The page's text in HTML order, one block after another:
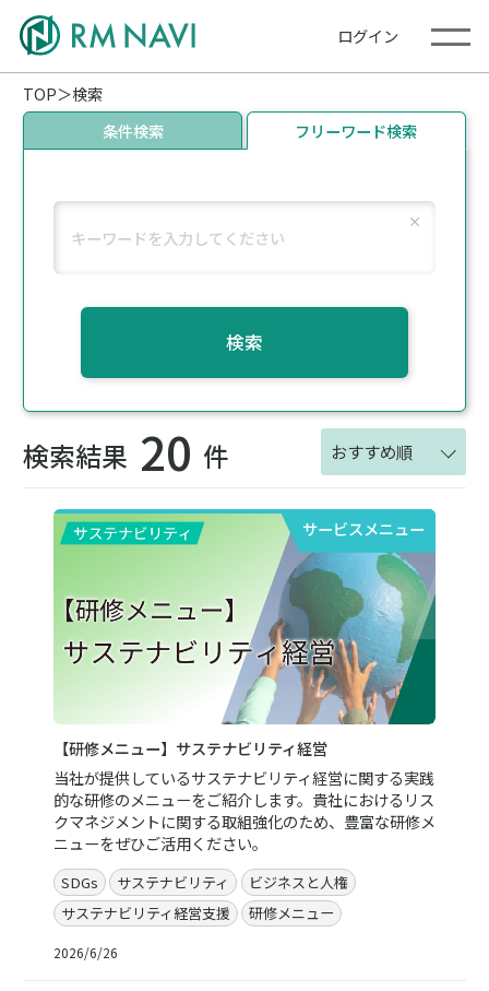
ログイン
TOP
検索
条件検索
フリーワード検索
検索
検索結果 20 件 おすすめ順
サービスメニュー
【研修メニュー】サステナビリティ経営
当社が提供しているサステナビリティ経営に関する実践
的な研修のメニューをご紹介します。貴社におけるリス
クマネジメントに関する取組強化のため、豊富な研修メ
ニューをぜひご活用ください。
SDGs サステナビリティ
ビジネスと人権
サステナビリティ経営支援
研修メニュー
2026/6/26